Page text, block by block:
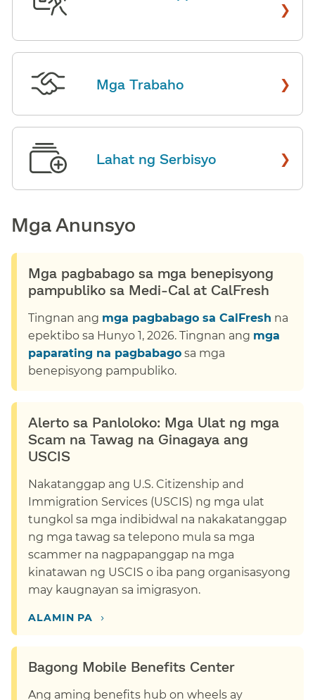
Mga Trabaho ›
Lahat ng Serbisyo ›
Mga Anunsyo​​
Mga pagbabago sa mga benepisyong
pampubliko sa Medi-Cal at CalFresh​​
Tingnan ang mga pagbabago sa CalFresh na
epektibo sa Hunyo 1, 2026. Tingnan ang mga
paparating na pagbabago sa mga
benepisyong pampubliko.​​
Alerto sa Panloloko: Mga Ulat ng mga
Scam na Tawag na Ginagaya ang
USCIS​​
Nakatanggap ang U.S. Citizenship and
Immigration Services (USCIS) ng mga ulat
tungkol sa mga indibidwal na nakakatanggap
ng mga tawag sa telepono mula sa mga
scammer na nagpapanggap na mga
kinatawan ng USCIS o iba pang organisasyong
may kaugnayan sa imigrasyon.​​
ALAMIN PA​​ ›​​
Bagong Mobile Benefits Center​​
Ang aming benefits hub on wheels ay